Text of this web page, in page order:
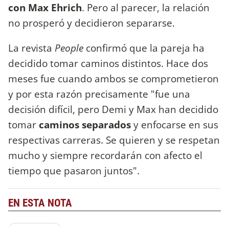
con Max Ehrich. Pero al parecer, la relación
no prosperó y decidieron separarse.
La revista People confirmó que la pareja ha
decidido tomar caminos distintos. Hace dos
meses fue cuando ambos se comprometieron
y por esta razón precisamente "fue una
decisión difícil, pero Demi y Max han decidido
tomar caminos separadosy enfocarse en sus
respectivas carreras. Se quieren y se respetan
mucho y siempre recordarán con afecto el
tiempo que pasaron juntos".
EN ESTA NOTA